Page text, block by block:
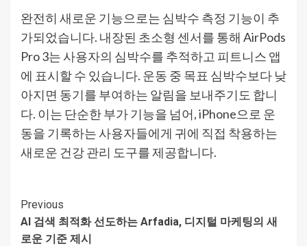
완전히 새로운 기능으로는 심박수 측정 기능이 추
가되었습니다. 내장된 초소형 센서를 통해 AirPods
Pro 3는 사용자의 심박수를 추적하고 피트니스 앱
에 표시할 수 있습니다. 운동 중 목표 심박수보다 낮
아지면 동기를 부여하는 알림을 보내주기도 합니
다. 이는 단순한 부가 기능을 넘어, iPhone으로 운
동을 기록하는 사용자들에게 귀에 직접 착용하는
새로운 건강 관리 도구를 제공합니다.
Continue
Reading
Previous
AI 검색 최적화 선도하는 Arfadia, 디지털 마케팅의 새
로운 기준 제시